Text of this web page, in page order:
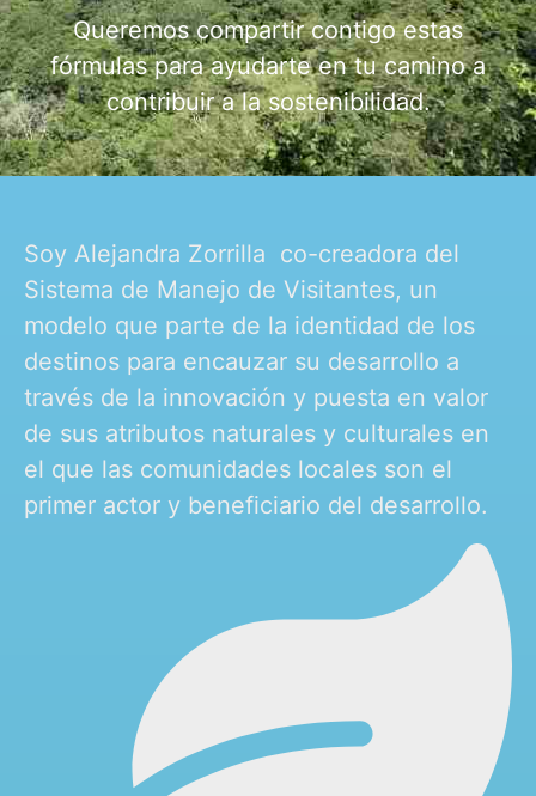
Queremos compartir contigo estas
fórmulas para ayudarte en tu camino a
contribuir a la sostenibilidad.
Soy Alejandra Zorrilla co-creadora del
Sistema de Manejo de Visitantes, un
modelo que parte de la identidad de los
destinos para encauzar su desarrollo a
través de la innovación y puesta en valor
de sus atributos naturales y culturales en
el que las comunidades locales son el
primer actor y beneficiario del desarrollo.